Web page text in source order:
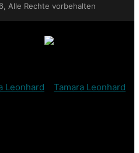
Alle Rechte vorbehalten